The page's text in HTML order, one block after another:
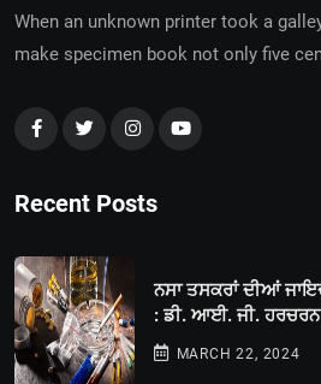
When an unknown printer took a
make specimen book not only five
Recent Posts
ਨਸਾ ਤਸਕਰਾਂ ਦੀਆਂ
: ਡੀ. ਆਈ. ਜੀ.
MARCH 22, 2024